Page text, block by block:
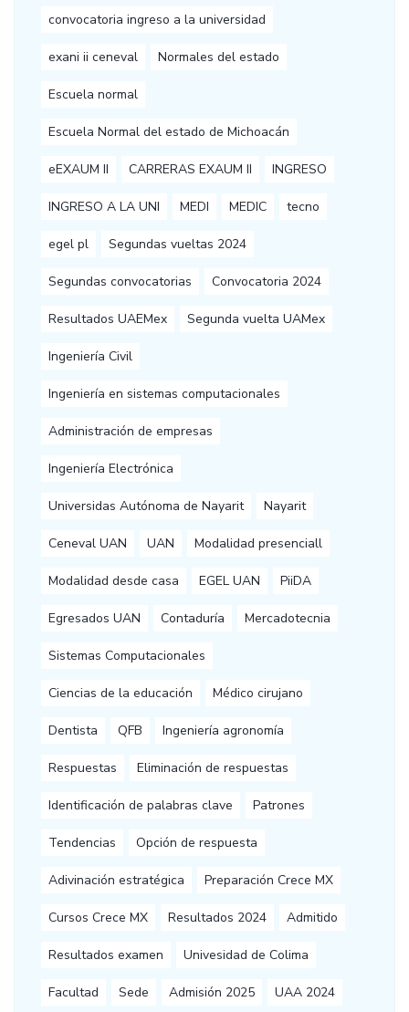
convocatoria ingreso a la universidad
exani ii ceneval Normales del estado
Escuela normal
Escuela Normal del estado de Michoacán
eEXAUM II CARRERAS EXAUM II INGRESO
INGRESO A LA UNI MEDI MEDIC tecno
egel pl Segundas vueltas 2024
Segundas convocatorias Convocatoria 2024
Resultados UAEMex Segunda vuelta UAMex
Ingeniería Civil
Ingeniería en sistemas computacionales
Administración de empresas
Ingeniería Electrónica
Universidas Autónoma de Nayarit Nayarit
Ceneval UAN UAN Modalidad presenciall
Modalidad desde casa EGEL UAN PiiDA
Egresados UAN Contaduría Mercadotecnia
Sistemas Computacionales
Ciencias de la educación Médico cirujano
Dentista QFB Ingeniería agronomía
Respuestas Eliminación de respuestas
Identificación de palabras clave Patrones
Tendencias Opción de respuesta
Adivinación estratégica Preparación Crece MX
Cursos Crece MX Resultados 2024 Admitido
Resultados examen Univesidad de Colima
Facultad Sede Admisión 2025 UAA 2024